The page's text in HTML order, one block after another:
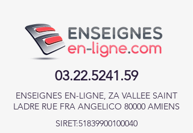
03.22.5241.59
ENSEIGNES EN-LIGNE, ZA VALLEE SAINT
LADRE RUE FRA ANGELICO 80000 AMIENS
SIRET:51839900100040